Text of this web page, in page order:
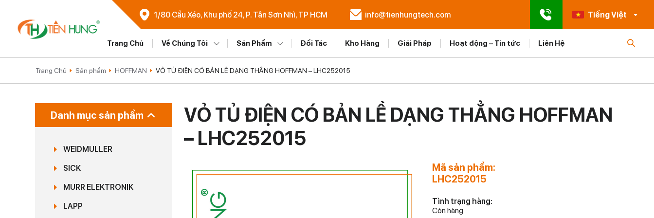
1/80 Cầu Xéo, Khu phố 24, P. Tân Sơn Nhì, TP HCM info@tienhungtech.com Tiếng Việt
Trang Chủ Về Chúng Tôi Sản Phẩm Đối Tác Kho Hàng Giải Pháp Hoạt động – Tin tức Liên Hệ
Trang Chủ Sản phẩm HOFFMAN VỎ TỦ ĐIỆN CÓ BẢN LỀ DẠNG THẲNG HOFFMAN – LHC252015
Danh mục sản phẩm
WEIDMULLER
SICK
MURR ELEKTRONIK
LAPP
VỎ TỦ ĐIỆN CÓ BẢN LỀ DẠNG THẲNG HOFFMAN
– LHC252015
Mã sản phẩm:
LHC252015
Tình trạng hàng:
Còn hàng